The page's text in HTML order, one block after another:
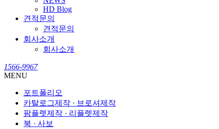
HD Blog
견적문의
견적문의
회사소개
회사소개
1566-9967
MENU
포트폴리오
카탈로그제작 · 브로셔제작
팜플렛제작 · 리플렛제작
북 · 사보